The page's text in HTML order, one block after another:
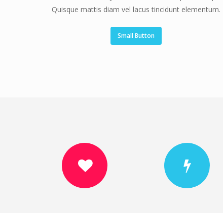
eleifend ante lobortis id..
Quisque mattis diam vel lacus tincidunt elementum.
Small Button